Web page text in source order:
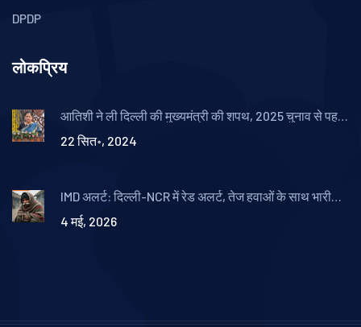
DPDP
लोकप्रिय
आतिशी ने ली दिल्ली की मुख्यमंत्री की शपथ, 2025 चुनाव से पहले
22 सित॰, 2024
IMD अलर्ट: दिल्ली-NCR में रेड अलर्ट, तेज हवाओं के साथ भारी
4 मई, 2026